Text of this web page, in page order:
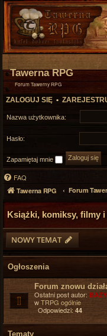
Tawerna RPG
Forum Tawerny RPG
ZALOGUJ SIĘ •
Nazwa użytkownika:
Hasło:
Zapamiętaj mnie
FAQ
Tawerna RPG Forum
Książki, komiksy, filmy i
NOWY TEMAT
Ogłoszenia
Forum znowu
Ostatni post autor:
wTRPG ogólnie
Odpowiedzi: 44
Tematy